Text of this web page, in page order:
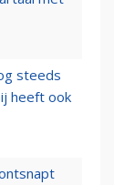
steeds
heeft ook